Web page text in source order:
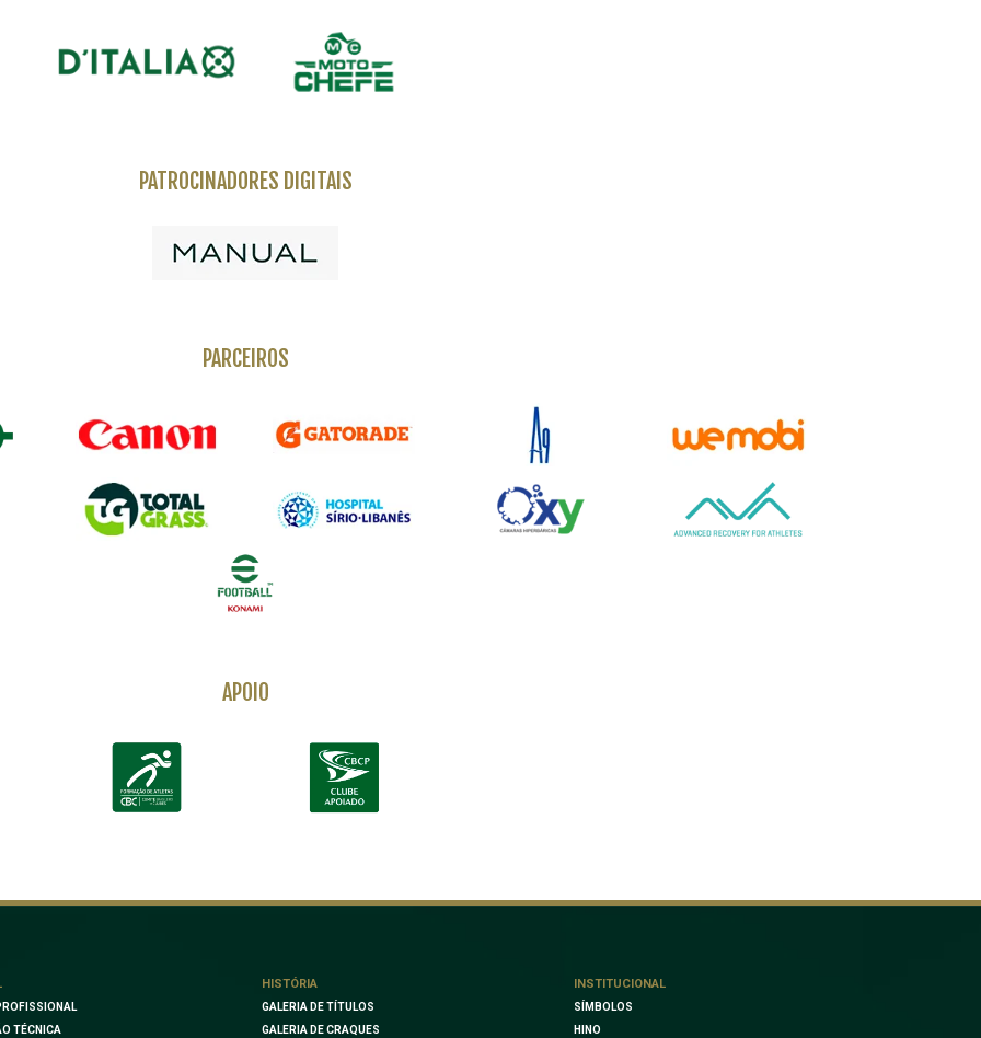
PATROCINADORES DIGITAIS
PARCEIROS
APOIO
TÉCNICA
HISTÓRIA
GALERIA DE TÍTULOS
GALERIA DE CRAQUES
INSTITUCIONAL
SÍMBOLOS
HINO